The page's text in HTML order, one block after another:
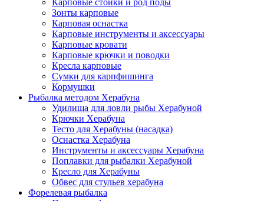
Зонты карповые
Карповая оснастка
Карповые инструменты и аксессуары
Карповые кровати
Карповые крючки и поводки
Кресла карповые
Сумки для карпфишинга
Кормушки
Рыбалка методом Херабуна
Удилища для ловли рыбы Херабуной
Крючки Херабуна
Тесто для Херабуны (насадка)
Оснастка Херабуна
Инструменты и аксессуары Херабуна
Поплавки для рыбалки Херабуной
Кресло для Херабуны
Обвес для стульев херабуна
Форелевая рыбалка